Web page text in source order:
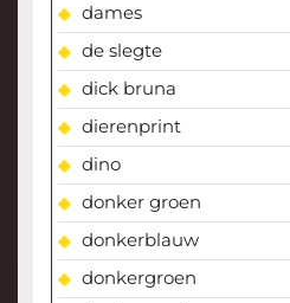
dames
de slegte
dick bruna
dierenprint
dino
donker groen
donkerblauw
donkergroen